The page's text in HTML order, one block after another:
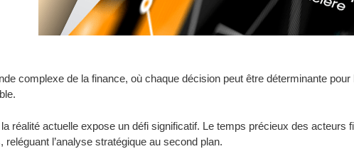
complexe de la finance, où chaque décision peut être déterminante
réalité actuelle expose un défi significatif. Le temps précieux des
reléguant l’analyse stratégique au second plan.